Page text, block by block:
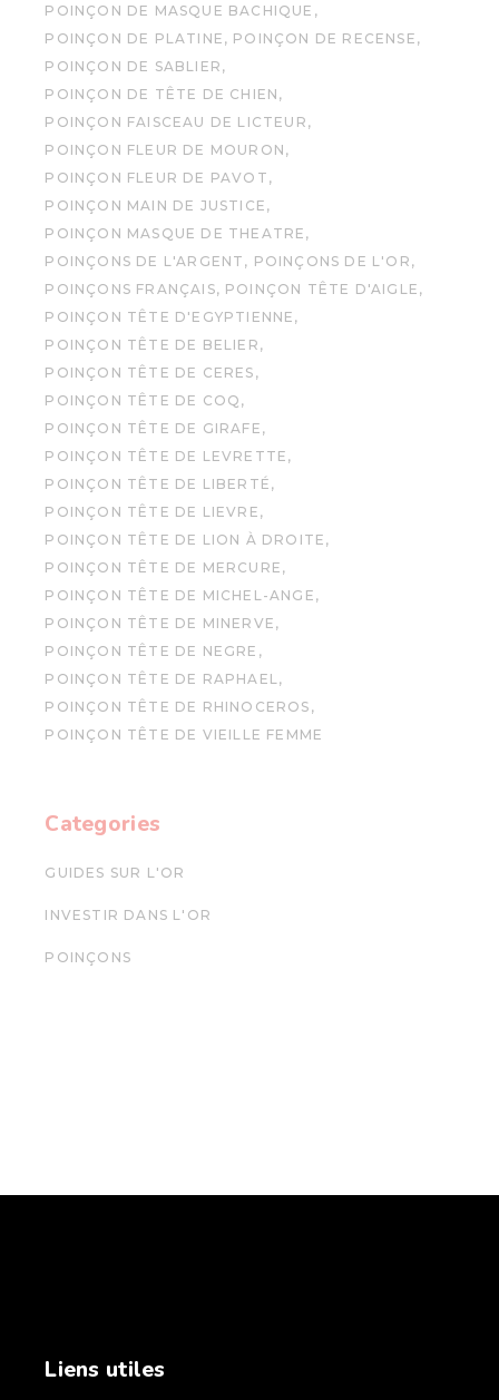
POINÇON DE MASQUE BACHIQUE
POINÇON DE PLATINE
POINÇON DE RECENSE
POINÇON DE SABLIER
POINÇON DE TÊTE DE CHIEN
POINÇON FAISCEAU DE LICTEUR
POINÇON FLEUR DE MOURON
POINÇON FLEUR DE PAVOT
POINÇON MAIN DE JUSTICE
POINÇON MASQUE DE THEATRE
POINÇONS DE L'ARGENT
POINÇONS DE L'OR
POINÇONS FRANÇAIS
POINÇON TÊTE D'AIGLE
POINÇON TÊTE D'EGYPTIENNE
POINÇON TÊTE DE BELIER
POINÇON TÊTE DE CERES
POINÇON TÊTE DE COQ
POINÇON TÊTE DE GIRAFE
POINÇON TÊTE DE LEVRETTE
POINÇON TÊTE DE LIBERTÉ
POINÇON TÊTE DE LIEVRE
POINÇON TÊTE DE LION À DROITE
POINÇON TÊTE DE MERCURE
POINÇON TÊTE DE MICHEL-ANGE
POINÇON TÊTE DE MINERVE
POINÇON TÊTE DE NEGRE
POINÇON TÊTE DE RAPHAEL
POINÇON TÊTE DE RHINOCEROS
POINÇON TÊTE DE VIEILLE FEMME
Categories
GUIDES SUR L'OR
INVESTIR DANS L'OR
POINÇONS
Liens utiles